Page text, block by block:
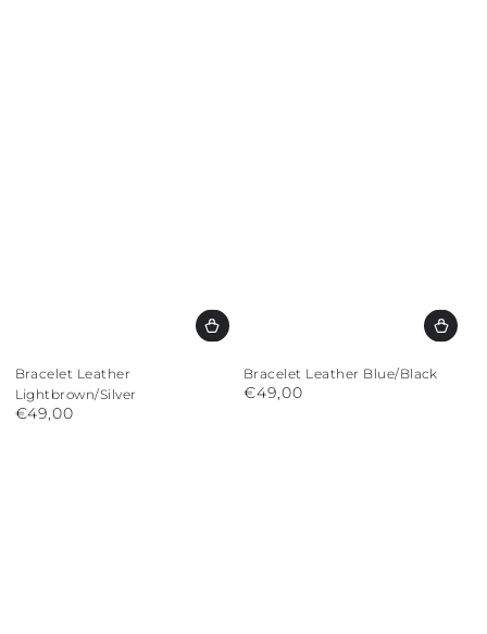
Bracelet Leather
Lightbrown/Silver
Regular
€49,00
Bracelet Leather Blue/Black
Regular
€49,00